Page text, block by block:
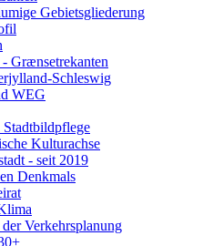
Gebietsgliederung
Grænsetrekanten
Schleswig
WEG
Kulturachse
- seit 2019
Denkmals
Verkehrsplanung